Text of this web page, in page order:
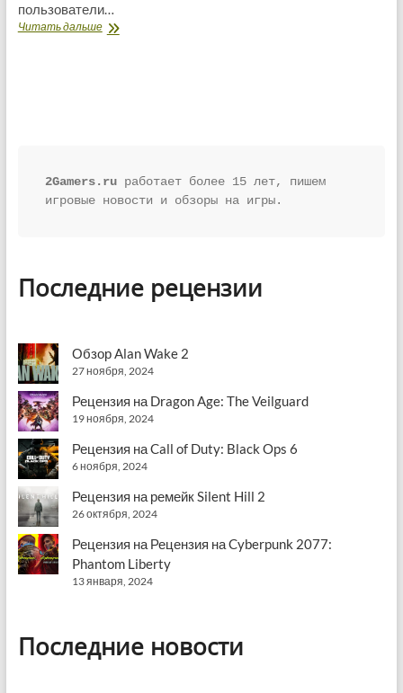
пользователи…
Читать дальшеWindows
2Gamers.ru работает более 15 лет, пишем
игровые новости и обзоры на игры.
Последние рецензии
Обзор Alan Wake 2
27 ноября, 2024
Рецензия на Dragon Age: The Veilguard
19 ноября, 2024
Рецензия на Call of Duty: Black Ops 6
6 ноября, 2024
Рецензия на ремейк Silent Hill 2
26 октября, 2024
Рецензия на Рецензия на Cyberpunk 2077:
Phantom Liberty
13 января, 2024
Последние новости